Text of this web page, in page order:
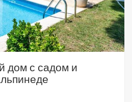
дом с садом и